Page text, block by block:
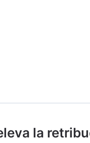
la